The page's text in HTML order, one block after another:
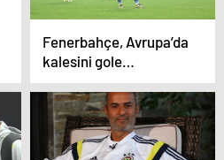
Fenerbahçe, Avrupa’da
kalesini gole
kapatamıyor! 8 maçta
13 gol yedi